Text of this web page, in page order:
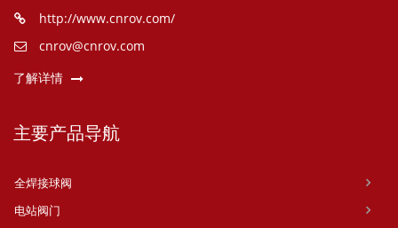
http://www.cnrov.com/
cnrov@cnrov.com
了解详情
主要产品导航
全焊接球阀
电站阀门